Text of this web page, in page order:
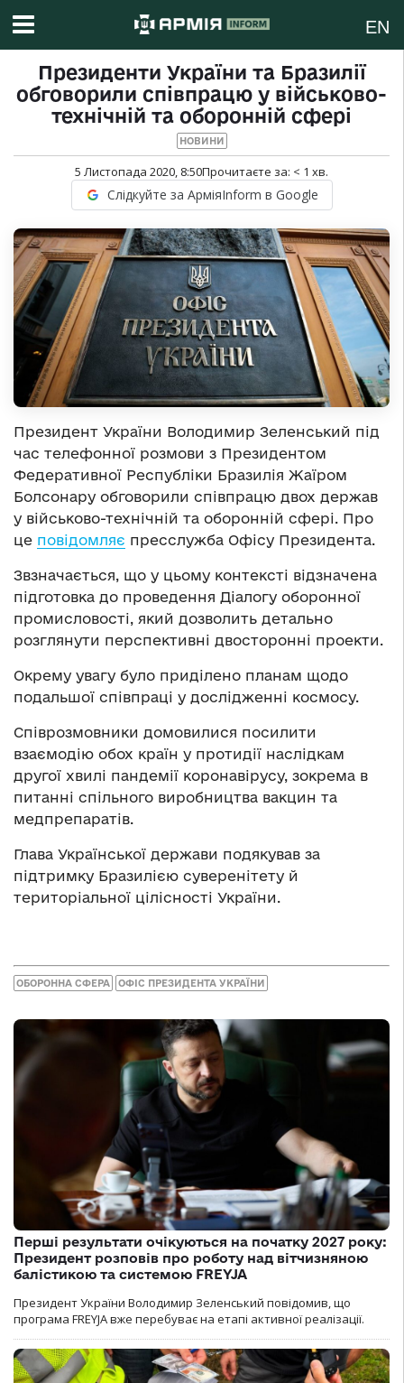
EN
Президенти України та Бразилії
обговорили співпрацю у військово-
технічній та оборонній сфері
НОВИНИ
5 Листопада 2020, 8:50Прочитаєте за: < 1 хв.
Слідкуйте за АрміяInform в Google
Президент України Володимир Зеленський під
час телефонної розмови з Президентом
Федеративної Республіки Бразилія Жаїром
Болсонару обговорили співпрацю двох держав
у військово-технічній та оборонній сфері. Про
це повідомляє пресслужба Офісу Президента.
Звзначається, що у цьому контексті відзначена
підготовка до проведення Діалогу оборонної
промисловості, який дозволить детально
розглянути перспективні двосторонні проекти.
Окрему увагу було приділено планам щодо
подальшої співпраці у дослідженні космосу.
Співрозмовники домовилися посилити
взаємодію обох країн у протидії наслідкам
другої хвилі пандемії коронавірусу, зокрема в
питанні спільного виробництва вакцин та
медпрепаратів.
Глава Української держави подякував за
підтримку Бразилією суверенітету й
територіальної цілісності України.
ОБОРОННА СФЕРА ОФІС ПРЕЗИДЕНТА УКРАЇНИ
Перші результати очікуються на початку 2027 року:
Президент розповів про роботу над вітчизняною
балістикою та системою FREYJA
Президент України Володимир Зеленський повідомив, що
програма FREYJA вже перебуває на етапі активної реалізації.